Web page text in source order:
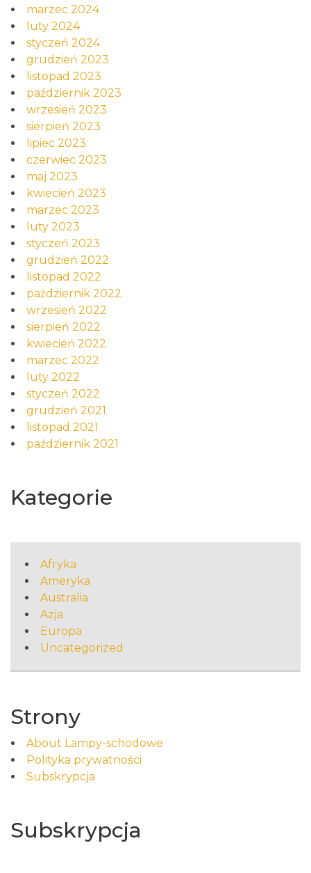
marzec 2024
luty 2024
styczeń 2024
grudzień 2023
listopad 2023
październik 2023
wrzesień 2023
sierpień 2023
lipiec 2023
czerwiec 2023
maj 2023
kwiecień 2023
marzec 2023
luty 2023
styczeń 2023
grudzień 2022
listopad 2022
październik 2022
wrzesień 2022
sierpień 2022
kwiecień 2022
marzec 2022
luty 2022
styczeń 2022
grudzień 2021
listopad 2021
październik 2021
Kategorie
Afryka
Ameryka
Australia
Azja
Europa
Uncategorized
Strony
About Lampy-schodowe
Polityka prywatności
Subskrypcja
Subskrypcja